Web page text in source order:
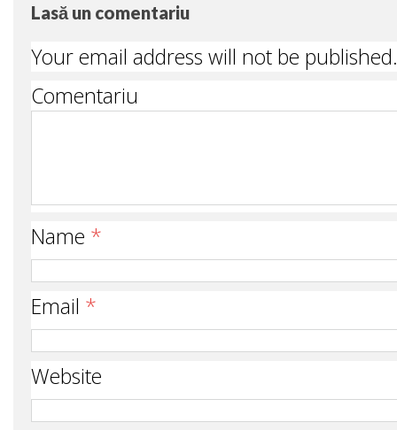
Lasă un comentariu
Your email address will not be published.
Comentariu
Name *
Email *
Website